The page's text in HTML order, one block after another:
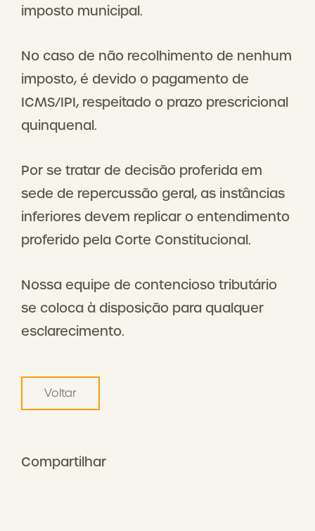
imposto municipal.
No caso de não recolhimento de nenhum
imposto, é devido o pagamento de
ICMS/IPI, respeitado o prazo prescricional
quinquenal.
Por se tratar de decisão proferida em
sede de repercussão geral, as instâncias
inferiores devem replicar o entendimento
proferido pela Corte Constitucional.
Nossa equipe de contencioso tributário
se coloca à disposição para qualquer
esclarecimento.
Voltar
Compartilhar